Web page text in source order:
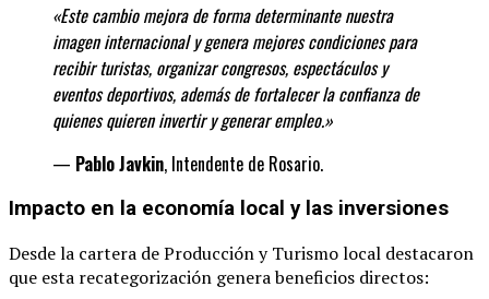
«Este cambio mejora de forma determinantenuestra
imagen internacional y genera mejores condiciones para
recibir turistas, organizar congresos, espectáculos y
eventos deportivos, además de fortalecer la confianza de
quienes quieren invertir y generarempleo.»
— Pablo Javkin, Intendente de Rosario.
Impacto en la economía local y las inversiones
Desde la cartera de Producción y Turismo local destacaron
que esta recategorización genera beneficios directos: